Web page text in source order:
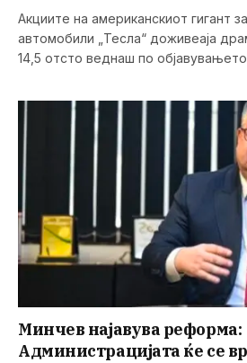
Акциите на американскиот гигант
автомобили „Тесла“ доживеаја
14,5 отсто веднаш по
Минчев најавува реформа:
Администрацијата ќе се